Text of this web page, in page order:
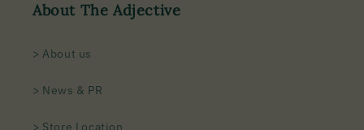
About The Adjective
> About us
> News & PR
> Store Location